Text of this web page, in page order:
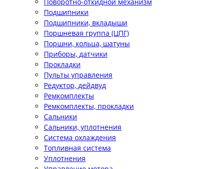
Поворотно-откидной механизм
Подшипники
Подшипники, вкладыши
Поршневая группа (ЦПГ)
Поршни, кольца, шатуны
Приборы, датчики
Прокладки
Пульты управления
Редуктор, дейдвуд
Ремкомплекты
Ремкомплекты, прокладки
Сальники
Сальники, уплотнения
Система охлаждения
Топливная система
Уплотнения